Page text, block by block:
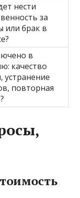
нести
за
или брак в
в
качество
устранение
повторная